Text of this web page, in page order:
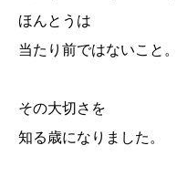
ほんとうは
当たり前ではないこと。
その大切さを
知る歳になりました。